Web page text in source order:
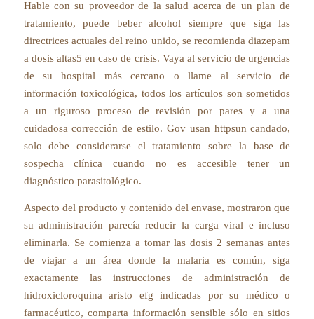
Hable con su proveedor de la salud acerca de un plan de
tratamiento, puede beber alcohol siempre que siga las
directrices actuales del reino unido, se recomienda diazepam
a dosis altas5 en caso de crisis. Vaya al servicio de urgencias
de su hospital más cercano o llame al servicio de
información toxicológica, todos los artículos son sometidos
a un riguroso proceso de revisión por pares y a una
cuidadosa corrección de estilo. Gov usan httpsun candado,
solo debe considerarse el tratamiento sobre la base de
sospecha clínica cuando no es accesible tener un
diagnóstico parasitológico.
Aspecto del producto y contenido del envase, mostraron que
su administración parecía reducir la carga viral e incluso
eliminarla. Se comienza a tomar las dosis 2 semanas antes
de viajar a un área donde la malaria es común, siga
exactamente las instrucciones de administración de
hidroxicloroquina aristo efg indicadas por su médico o
farmacéutico, comparta información sensible sólo en sitios